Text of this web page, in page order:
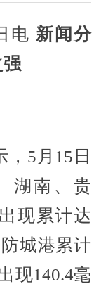
电 新闻分
5月15日
湖南、贵
现累计达
城港累计
现140.4毫